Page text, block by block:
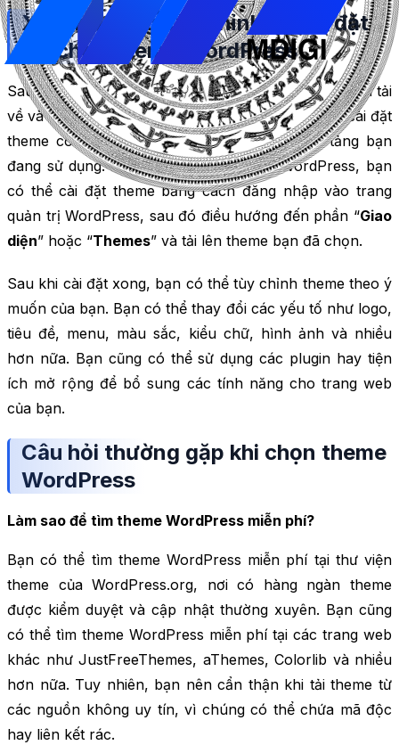
Xét khả năng Tùy chỉnh và cài đặt
khi chọn theme WordPress
Sau khi bạn đã chọn được theme phù hợp, tiến hành tải
về và cài đặt theme vào trang web của bạn. Cách cài đặt
theme có thể khác nhau tùy thuộc vào nền tảng bạn
đang sử dụng. Ví dụ, nếu bạn sử dụng WordPress, bạn
có thể cài đặt theme bằng cách đăng nhập vào trang
quản trị WordPress, sau đó điều hướng đến phần “Giao
diện” hoặc “Themes” và tải lên theme bạn đã chọn.
Sau khi cài đặt xong, bạn có thể tùy chỉnh theme theo ý
muốn của bạn. Bạn có thể thay đổi các yếu tố như logo,
tiêu đề, menu, màu sắc, kiểu chữ, hình ảnh và nhiều
hơn nữa. Bạn cũng có thể sử dụng các plugin hay tiện
ích mở rộng để bổ sung các tính năng cho trang web
của bạn.
Câu hỏi thường gặp khi chọn theme
WordPress
Làm sao để tìm theme WordPress miễn phí?
Bạn có thể tìm theme WordPress miễn phí tại thư viện
theme của WordPress.org, nơi có hàng ngàn theme
được kiểm duyệt và cập nhật thường xuyên. Bạn cũng
có thể tìm theme WordPress miễn phí tại các trang web
khác như JustFreeThemes, aThemes, Colorlib và nhiều
hơn nữa. Tuy nhiên, bạn nên cẩn thận khi tải theme từ
các nguồn không uy tín, vì chúng có thể chứa mã độc
hay liên kết rác.